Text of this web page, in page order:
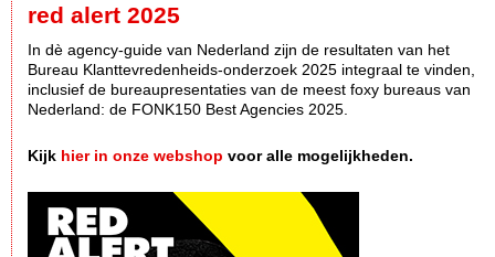
red alert 2025
In dè agency-guide van Nederland zijn de resultaten van het
Bureau Klanttevredenheids-onderzoek 2025 integraal te vinden,
inclusief de bureaupresentaties van de meest foxy bureaus van
Nederland: de FONK150 Best Agencies 2025.
Kijk hier in onze webshop voor alle mogelijkheden.